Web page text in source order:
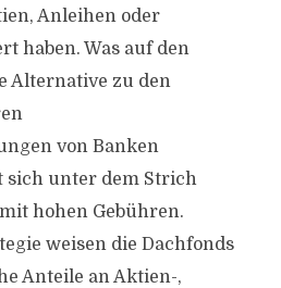
Anleihen oder
haben. Was auf den
Alternative zu den
von Banken
sich unter dem Strich
hohen Gebühren.
weisen die Dachfonds
Anteile an Aktien-,